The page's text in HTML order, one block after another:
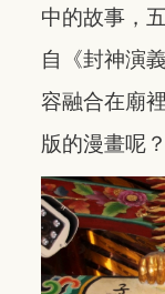
中的故事，
自《封神演
容融合在廟
版的漫畫呢？